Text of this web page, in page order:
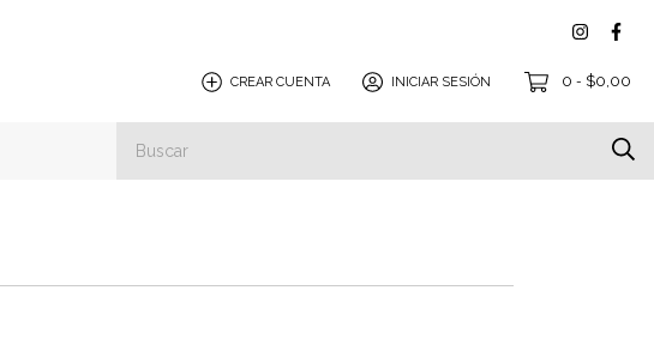
CREAR CUENTA INICIAR SESIÓN 0 - $0,00